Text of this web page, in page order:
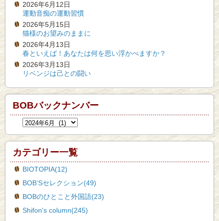
2026年6月12日
運動音痴の運動習慣
2026年5月15日
猫様のお望みのままに
2026年4月13日
春といえば！あなたは何を思い浮かべますか？
2026年3月13日
リベンジは己との闘い
BOBバックナンバー
カテゴリー一覧
BIOTOPIA(12)
BOB’Sセレクション(49)
BOBのひとこと外国語(23)
Shifon's column(245)